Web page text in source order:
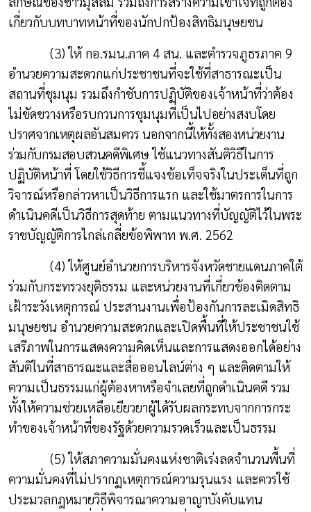
เกี่ยวกับบทบาทหน้าที่ของนักปกป้องสิทธิมนุษยชน
(3) ให้ กอ.รมน.ภาค 4 สน. และตำรวจภูธรภาค 9
อำนวยความสะดวกแก่ประชาชนที่จะใช้ที่สาธารณะเป็น
สถานที่ชุมนุม รวมถึงกำชับการปฏิบัติของเจ้าหน้าที่ว่าต้อง
ไม่ขัดขวางหรือรบกวนการชุมนุมที่เป็นไปอย่างสงบโดย
ปราศจากเหตุผลอันสมควร นอกจากนี้ให้ทั้งสองหน่วยงาน
ร่วมกับกรมสอบสวนคดีพิเศษใช้แนวทางสันติวิธีในการ
ปฏิบัติหน้าที่ โดยใช้วิธีการชี้แจงข้อเท็จจริงในประเด็นที่ถูก
วิจารณ์หรือกล่าวหาเป็นวิธีการแรก และใช้มาตรการในการ
ดำเนินคดีเป็นวิธีการสุดท้าย ตามแนวทางที่บัญญัติไว้ในพระ
ราชบัญญัติการไกล่เกลี่ยข้อพิพาท พ.ศ. 2562
(4) ให้ศูนย์อำนวยการบริหารจังหวัดชายแดนภาคใต้
ร่วมกับกระทรวงยุติธรรม และหน่วยงานที่เกี่ยวข้องติดตาม
เฝ้าระวังเหตุการณ์ ประสานงานเพื่อป้องกันการละเมิดสิทธิ
มนุษยชน อำนวยความสะดวกและเปิดพื้นที่ให้ประชาชนใช้
เสรีภาพในการแสดงความคิดเห็นและการแสดงออกได้อย่าง
สันติในที่สาธารณะและสื่อออนไลน์ต่าง ๆ และติดตามให้
ความเป็นธรรมแก่ผู้ต้องหาหรือจำเลยที่ถูกดำเนินคดี รวม
ทั้งให้ความช่วยเหลือเยียวยาผู้ได้รับผลกระทบจากการกระ
ทำของเจ้าหน้าที่ของรัฐด้วยความรวดเร็วและเป็นธรรม
(5) ให้สภาความมั่นคงแห่งชาติเร่งลดจำนวนพื้นที่
ความมั่นคงที่ไม่ปรากฏเหตุการณ์ความรุนแรง และควรใช้
ประมวลกฎหมายวิธีพิจารณาความอาญาบังคับแทน